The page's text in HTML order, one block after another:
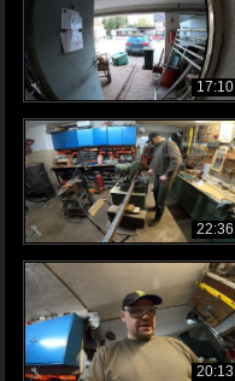
17:10
22:36
20:13